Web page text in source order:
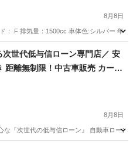
8月8日
： F 排気量：1500cc 車体色:シルバー 年
他 トヨタスペイド
次世代低与信ローン専門店／ 安
距離無制限！中古車販売 カーメ
27年式 トヨタ アクア S☆
8月8日
な『次世代の低与信ローン』 自動車ロー